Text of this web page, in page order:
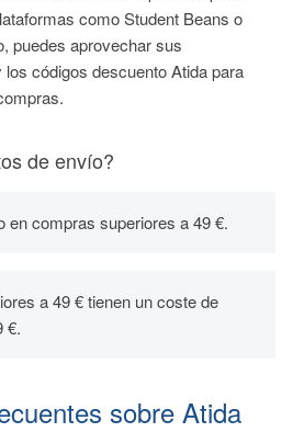
como Student Beans o
puedes aprovechar sus
códigos descuento Atida para
de envío?
en compras superiores a 49 €.
a 49 € tienen un coste de
€.
sobre Atida